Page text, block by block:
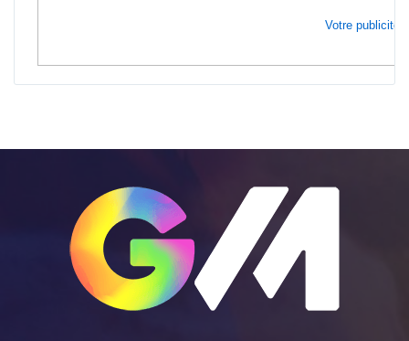
Votre publicité